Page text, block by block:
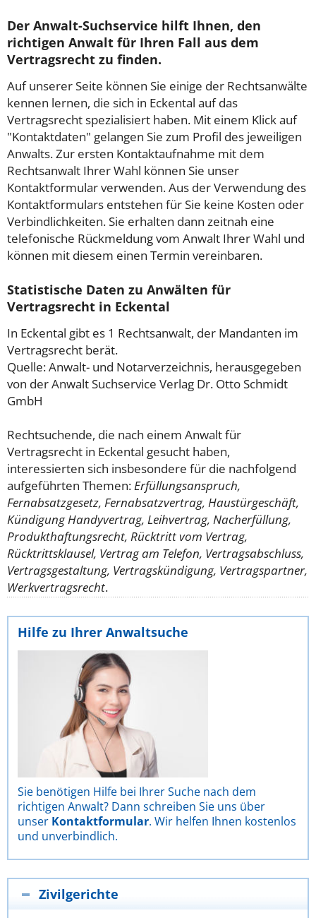
Der Anwalt-Suchservice hilft Ihnen, den
richtigen Anwalt für Ihren Fall aus dem
Vertragsrecht zu finden.
Auf unserer Seite können Sie einige der Rechtsanwälte
kennen lernen, die sich in Eckental auf das
Vertragsrecht spezialisiert haben. Mit einem Klick auf
"Kontaktdaten" gelangen Sie zum Profil des jeweiligen
Anwalts. Zur ersten Kontaktaufnahme mit dem
Rechtsanwalt Ihrer Wahl können Sie unser
Kontaktformular verwenden. Aus der Verwendung des
Kontaktformulars entstehen für Sie keine Kosten oder
Verbindlichkeiten. Sie erhalten dann zeitnah eine
telefonische Rückmeldung vom Anwalt Ihrer Wahl und
können mit diesem einen Termin vereinbaren.
Statistische Daten zu Anwälten für
Vertragsrecht in Eckental
In Eckental gibt es 1 Rechtsanwalt, der Mandanten im
Vertragsrecht berät.
Quelle: Anwalt- und Notarverzeichnis, herausgegeben
von der Anwalt Suchservice Verlag Dr. Otto Schmidt
GmbH
Rechtsuchende, die nach einem Anwalt für
Vertragsrecht in Eckental gesucht haben,
interessierten sich insbesondere für die nachfolgend
aufgeführten Themen:Erfüllungsanspruch,
Fernabsatzgesetz, Fernabsatzvertrag, Haustürgeschäft,
Kündigung Handyvertrag, Leihvertrag, Nacherfüllung,
Produkthaftungsrecht, Rücktritt vom Vertrag,
Rücktrittsklausel, Vertrag am Telefon, Vertragsabschluss,
Vertragsgestaltung, Vertragskündigung, Vertragspartner,
Werkvertragsrecht.
Hilfe zu Ihrer Anwaltsuche
Sie benötigen Hilfe bei Ihrer Suche nach dem
richtigen Anwalt? Dann schreiben Sie uns über
unser Kontaktformular. Wir helfen Ihnen kostenlos
und unverbindlich.
Zivilgerichte